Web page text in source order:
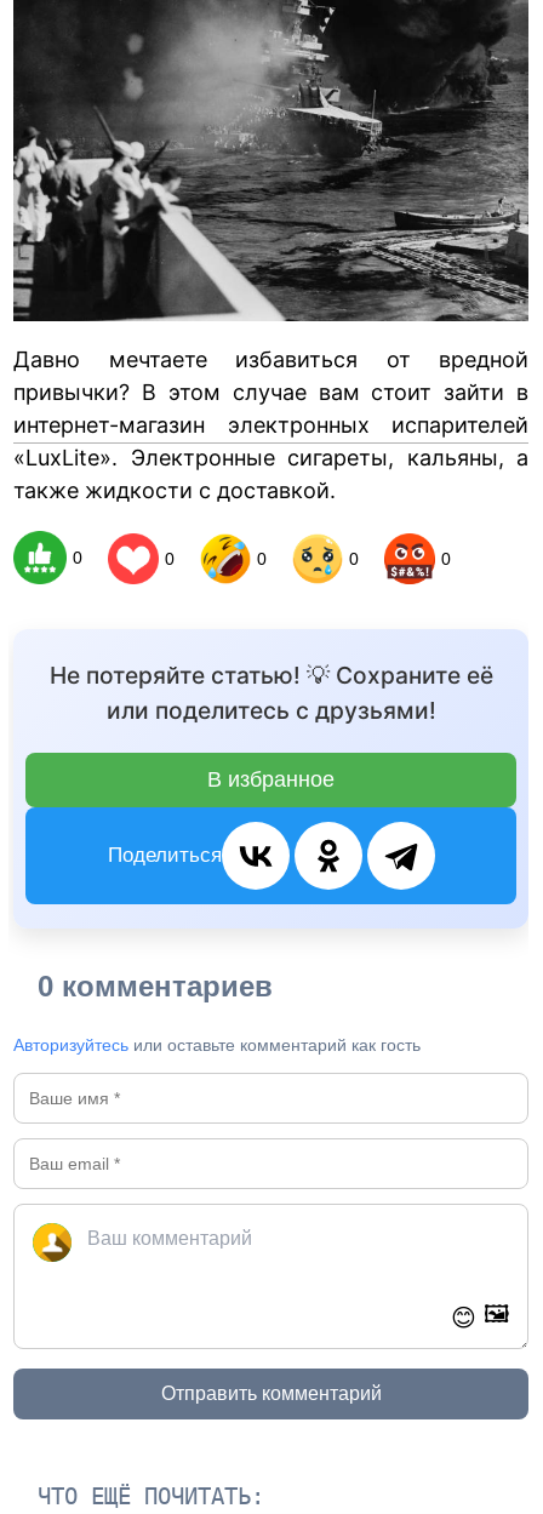
Давно мечтаете избавиться от вредной
привычки? В этом случае вам стоит зайти в
интернет-магазин электронных испарителей
«LuxLite». Электронные сигареты, кальяны, а
также жидкости с доставкой.
0 0 0 0 0
Не потеряйте статью! 💡 Сохраните её
или поделитесь с друзьями!
В избранное
Поделиться
0 комментариев
Авторизуйтесь или оставьте комментарий как гость
😊 🖼️
Отправить комментарий
ЧТО ЕЩЁ ПОЧИТАТЬ: